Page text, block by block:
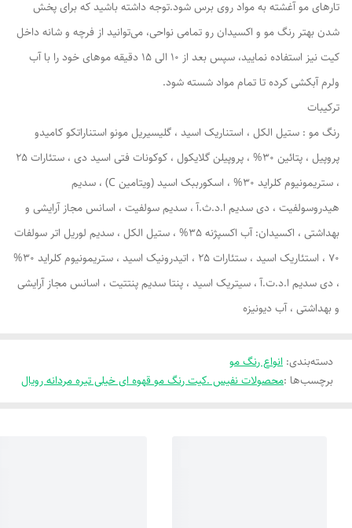
تارهای مو آغشته به مواد روی برس شود.توجه داشته باشید که برای پخش
شدن بهتر رنگ مو و اکسیدان رو تمامی نواحی، می‌توانید از فرچه و شانه داخل
کیت نیز استفاده نمایید، سپس بعد از 10 الی 15 دقیقه موهای خود را با آب
ولرم آبکشی کرده تا تمام مواد شسته شود.
ترکیبات
رنگ مو : ستیل الکل ،‌ استناریک اسید ، گلیسیریل مونو استناراتکو کامیدو
پروپیل ، پتائین 30% ،‌ پروپیلن گلایکول ، کوکونات فتی اسید دی ،‌ ستئارات 25
، ستریمونیوم کلراید 30% ، اسکورببک اسید (ویتامین C) ، سدیم
هیدروسولفیت ، دی سدیم ا.د.ث.آ ، سدیم سولفیت ، اسانس مجاز آرایشی و
بهداشتی ، اکسیدان: آب اکسپژنه 35% ، ستیل الکل ، سدیم لوریل اتر سولفات
70 ، استئاریک اسید ، ستئارات 25 ، اتیدرونیک اسید ، ستریمونیوم کلراید 30%
، دی سدیم ا.د.ت.آ ، سیتریک اسید ، پنتا سدیم پنتتیت ، اسانس مجاز آرایشی
و بهداشتی ، آب دیونیزه
دسته‌بندی: انواع رنگ مو
برچسب‌ها :محصولات نفیس .کیت رنگ مو قهوه ای خیلی تیره مردانه رویال